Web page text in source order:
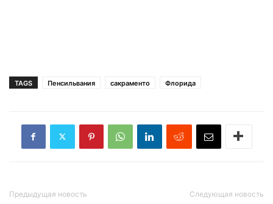
TAGS Пенсильвания сакраменто Флорида
Предыдущая новость Следующая новость